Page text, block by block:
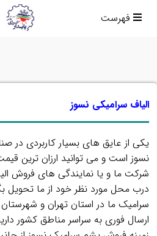
فهرست
الیاف سرامیکی نسوز
یکی از عایق های بسیار کاربردی در
نسوز است و می توانید ارزان ترین
شرکت ما و یا نمایندگی های فروش
درب محل مورد نظر خود از ما تحویل
سرامیک ما در استان تهران و
ارسال فوری به سراسر مناطق کشور